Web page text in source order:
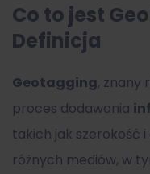
Co to jest
Definicja
Geotagging, znany
proces dodawania
takich jak szerokość
różnych mediów, w